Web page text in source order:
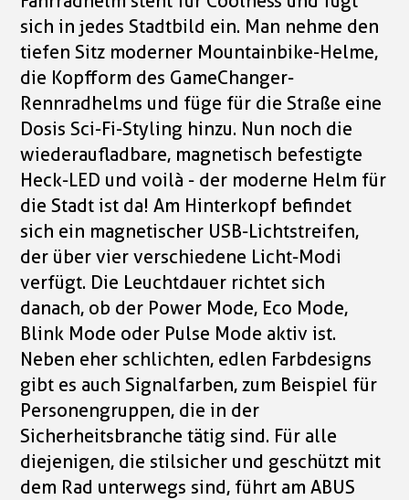
sich in jedes Stadtbild ein. Man nehme den
tiefen Sitz moderner Mountainbike-Helme,
die Kopfform des GameChanger-
Rennradhelms und füge für die Straße eine
Dosis Sci-Fi-Styling hinzu. Nun noch die
wiederaufladbare, magnetisch befestigte
Heck-LED und voilà - der moderne Helm für
die Stadt ist da! Am Hinterkopf befindet
sich ein magnetischer USB-Lichtstreifen,
der über vier verschiedene Licht-Modi
verfügt. Die Leuchtdauer richtet sich
danach, ob der Power Mode, Eco Mode,
Blink Mode oder Pulse Mode aktiv ist.
Neben eher schlichten, edlen Farbdesigns
gibt es auch Signalfarben, zum Beispiel für
Personengruppen, die in der
Sicherheitsbranche tätig sind. Für alle
diejenigen, die stilsicher und geschützt mit
dem Rad unterwegs sind, führt am ABUS